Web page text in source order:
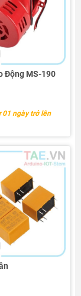
Động MS-190
01 ngày trở lên